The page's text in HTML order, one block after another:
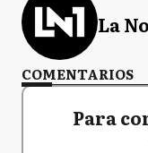
La
COMENTARIOS
Para